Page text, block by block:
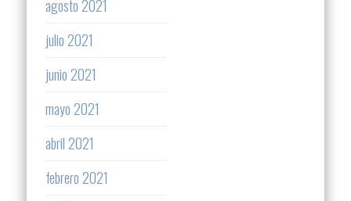
agosto 2021
julio 2021
junio 2021
mayo 2021
abril 2021
febrero 2021